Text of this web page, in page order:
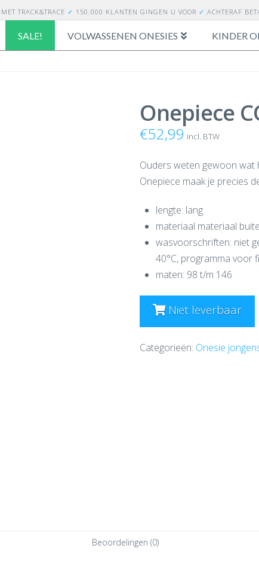
MET TRACK&TRACE ✓ 150.000 KLANTEN GINGEN U VOOR ✓ACHTERAF
SALE! VOLWASSENEN ONESIES KINDER
Onepiece
€52,99 incl. BTW
Ouders weten gewoon wat
Onepiece maak je precies
lengte: lang
materiaal materiaal
wasvoorschriften: niet
40°C, programma voor
maten: 98 t/m 146
Niet leverbaar
Categorieën: Onesie
Beoordelingen (0)